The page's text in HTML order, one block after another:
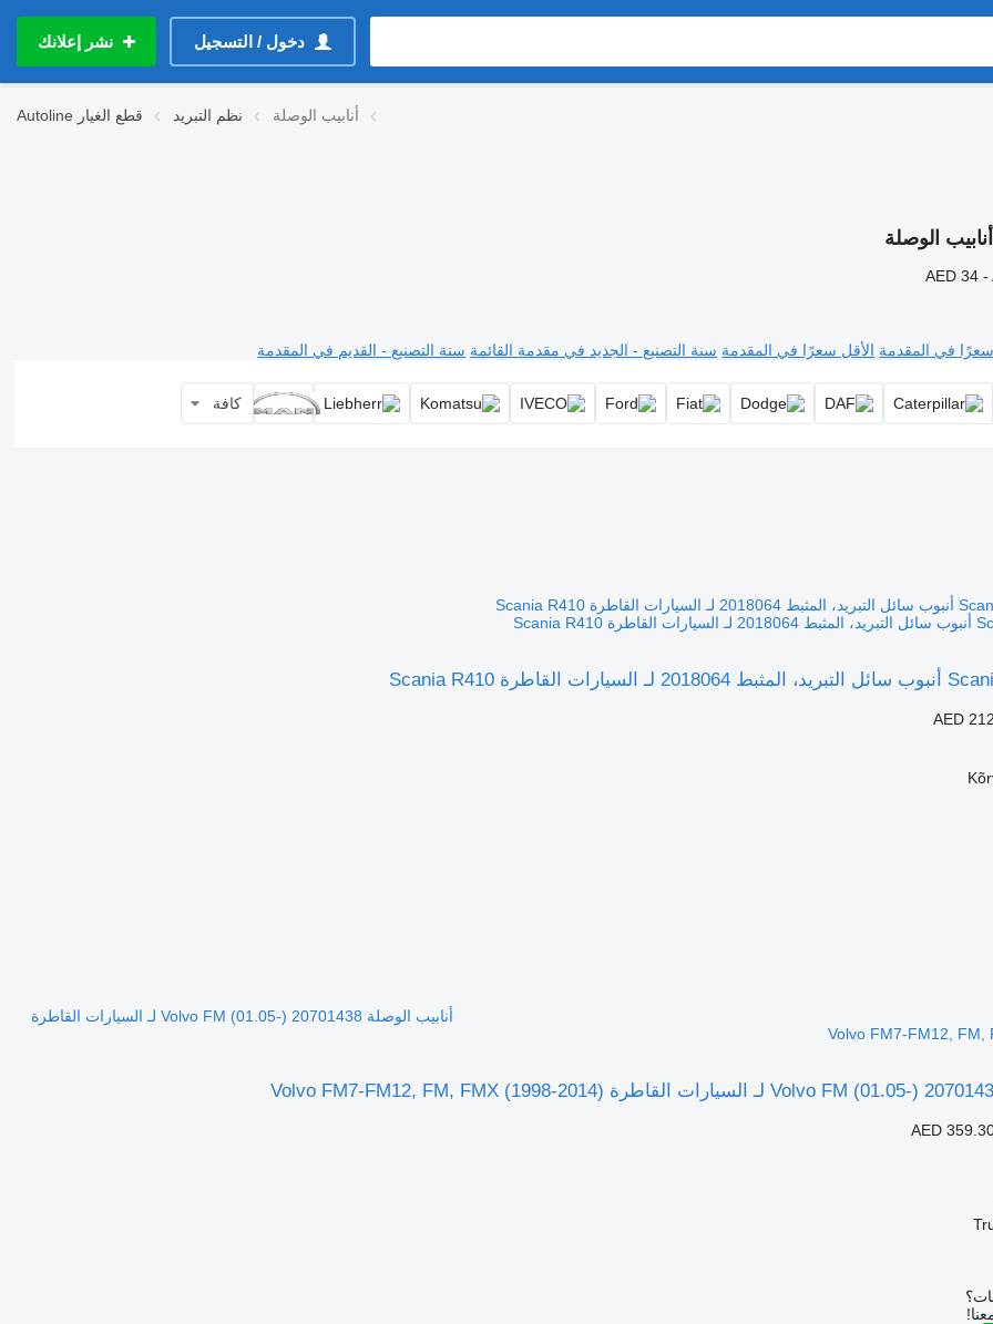
دخول / التسجيل نشر إعلانك
Autoline قطع الغيار نظم التبريد أنابيب الوصلة
أنابيب الوصلة
AED 34 -
سعرًا في المقدمة الأقل سعرًا في المقدمة سنة التصنيع - الجديد في مقدمة القائمة سنة التصنيع - القديم في المقدمة
كافة
AED
أنابيب الوصلة Volvo FM (01.05-) 20701438 لـ السيارات القاطرة
Volvo FM7-FM12, FM,
AED